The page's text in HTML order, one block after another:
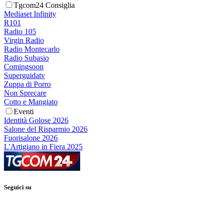
Tgcom24 Consiglia
Mediaset Infinity
R101
Radio 105
Virgin Radio
Radio Montecarlo
Radio Subasio
Comingsoon
Superguidatv
Zuppa di Porro
Non Sprecare
Cotto e Mangiato
Eventi
Identità Golose 2026
Salone del Risparmio 2026
Fuorisalone 2026
L'Artigiano in Fiera 2025
Seguici su